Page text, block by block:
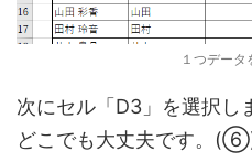
１つデータ
次にセル「D3」を選択し
どこでも大丈夫です。